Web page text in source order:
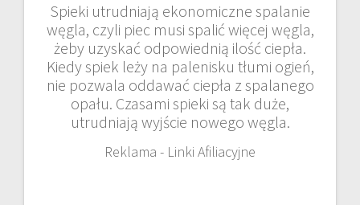
Spieki utrudniają ekonomiczne spalanie
węgla, czyli piec musi spalić więcej węgla,
żeby uzyskać odpowiednią ilość ciepła.
Kiedy spiek leży na palenisku tłumi ogień,
nie pozwala oddawać ciepła z spalanego
opału. Czasami spieki są tak duże,
utrudniają wyjście nowego węgla.
Reklama - Linki Afiliacyjne